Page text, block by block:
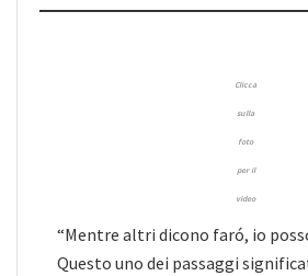
Clicca
sulla
foto
per il
video
“Mentre altri dicono faró, io
Questo uno dei passaggi